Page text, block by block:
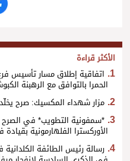
الأكثر قراءة
اتفاقية إطلاق مسار تأسيس
الحمرا بالتوافق مع الرهبنة
مزار شهداء المكسيك: صرح
*سمفونية التطويب* في الصرح
الأوركسترا الفلهارمونية بقيادة
رسالة رئيس الطائفة